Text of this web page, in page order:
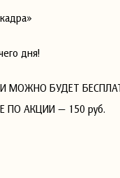
дня!
МОЖНО БУДЕТ
АКЦИИ — 150 руб.